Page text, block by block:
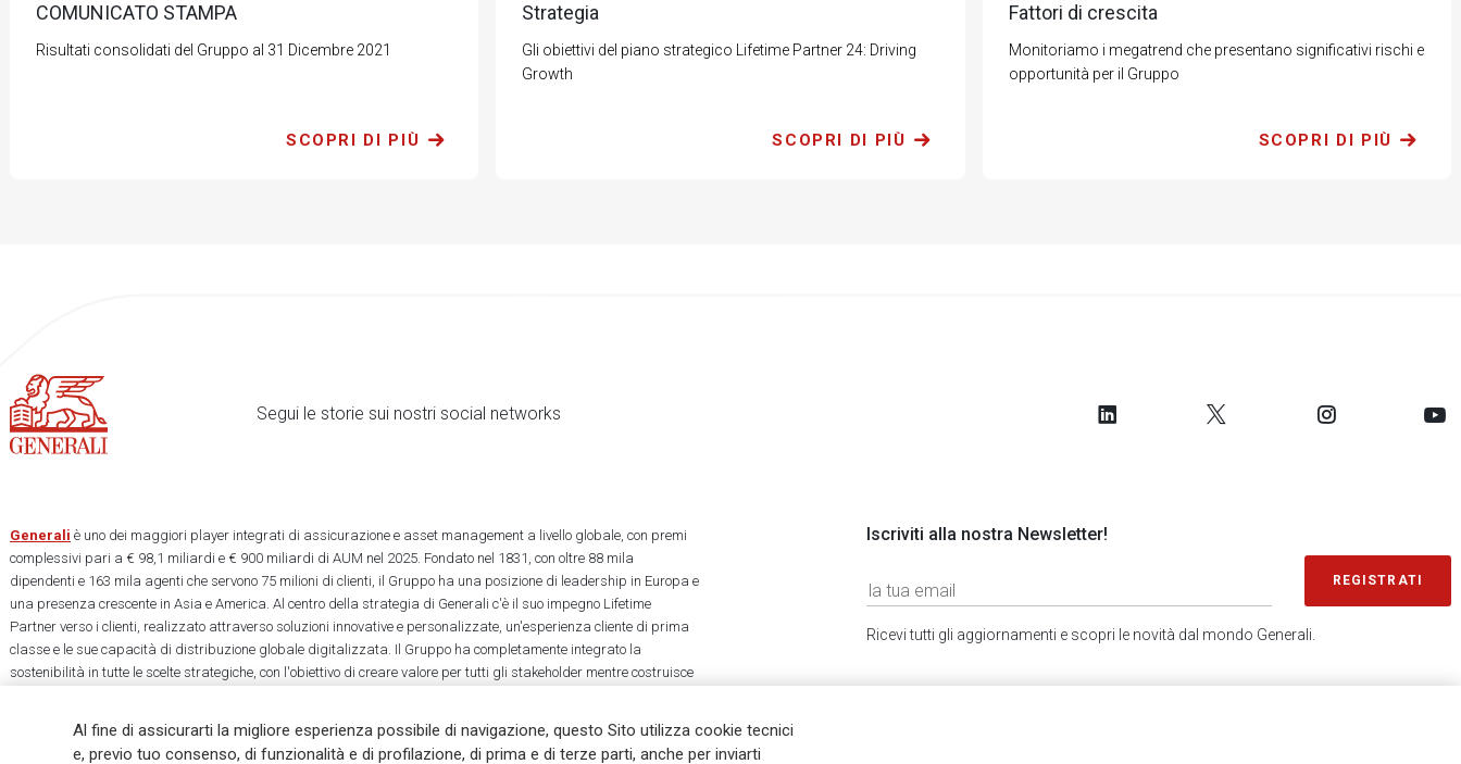
COMUNICATO STAMPA
Risultati consolidati del Gruppo al 31 Dicembre 2021
SCOPRI DI PIÙ
Strategia
Gli obiettivi del piano strategico Lifetime Partner 24: Driving
Growth
SCOPRI DI PIÙ
Fattori di crescita
Monitoriamo i megatrend che presentano significativi rischi e
opportunità per il Gruppo
SCOPRI DI PIÙ
Segui le storie sui nostri social networks
Iscriviti alla nostra Newsletter!
REGISTRATI
Ricevi tutti gli aggiornamenti e scopri le novità dal mondo Generali.
Generali è uno dei maggiori player integrati di assicurazione e asset management a livello globale, con premi
complessivi pari a € 98,1 miliardi e € 900 miliardi di AUM nel 2025. Fondato nel 1831, con oltre 88 mila
dipendenti e 163 mila agenti che servono 75 milioni di clienti, il Gruppo ha una posizione di leadership in Europa e
una presenza crescente in Asia e America. Al centro della strategia di Generali c'è il suo impegno Lifetime
Partner verso i clienti, realizzato attraverso soluzioni innovative e personalizzate, un'esperienza cliente di prima
classe e le sue capacità di distribuzione globale digitalizzata. Il Gruppo ha completamente integrato la
sostenibilità in tutte le scelte strategiche, con l'obiettivo di creare valore per tutti gli stakeholder mentre costruisce
Al fine di assicurarti la migliore esperienza possibile di navigazione, questo Sito utilizza cookie tecnici
e, previo tuo consenso, di funzionalità e di profilazione, di prima e di terze parti, anche per inviarti